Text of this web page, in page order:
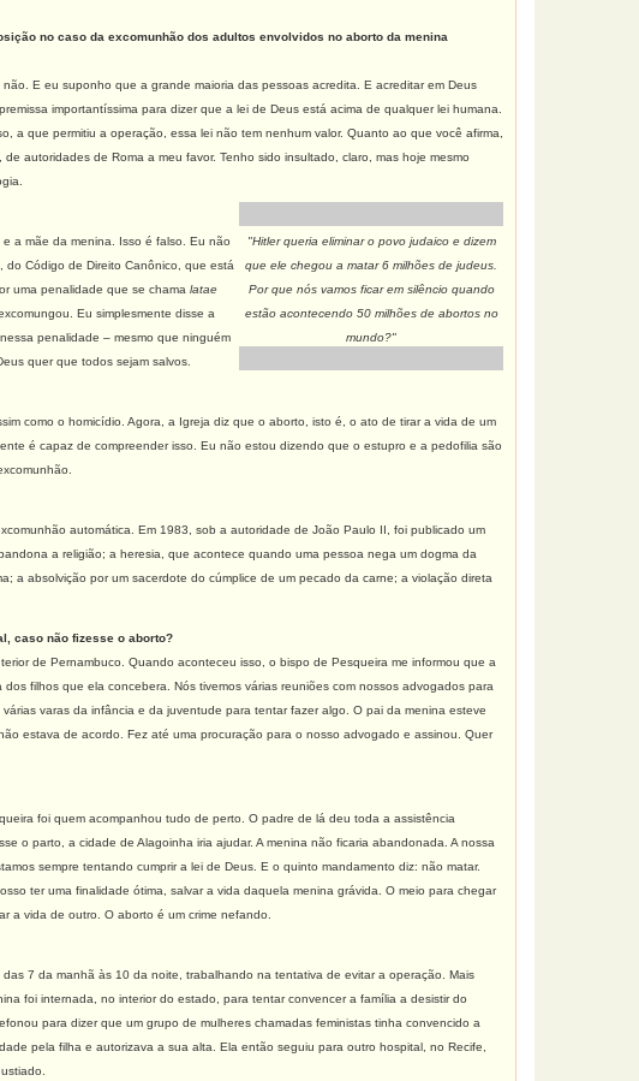
no caso da excomunhão dos adultos envolvidos no aborto da menina
E eu suponho que a grande maioria das pessoas acredita. E acreditar em Deus
importantíssima para dizer que a lei de Deus está acima de qualquer lei humana.
que permitiu a operação, essa lei não tem nenhum valor. Quanto ao que você afirma,
autoridades de Roma a meu favor. Tenho sido insultado, claro, mas hoje mesmo
"Hitler queria eliminar o povo judaico e dizem
que ele chegou a matar 6 milhões de judeus.
Por que nós vamos ficar em silêncio quando
estão acontecendo 50 milhões de abortos no
mundo?"
a mãe da menina. Isso é falso. Eu não
Código de Direito Canônico, que está
uma penalidade que se chama latae
Eu simplesmente disse a
penalidade – mesmo que ninguém
quer que todos sejam salvos.
como o homicídio. Agora, a Igreja diz que o aborto, isto é, o ato de tirar a vida de um
é capaz de compreender isso. Eu não estou dizendo que o estupro e a pedofilia são
automática. Em 1983, sob a autoridade de João Paulo II, foi publicado um
a religião; a heresia, que acontece quando uma pessoa nega um dogma da
a absolvição por um sacerdote do cúmplice de um pecado da carne; a violação direta
caso não fizesse o aborto?
de Pernambuco. Quando aconteceu isso, o bispo de Pesqueira me informou que a
filhos que ela concebera. Nós tivemos várias reuniões com nossos advogados para
varas da infância e da juventude para tentar fazer algo. O pai da menina esteve
estava de acordo. Fez até uma procuração para o nosso advogado e assinou. Quer
foi quem acompanhou tudo de perto. O padre de lá deu toda a assistência
o parto, a cidade de Alagoinha iria ajudar. A menina não ficaria abandonada. A nossa
sempre tentando cumprir a lei de Deus. E o quinto mandamento diz: não matar.
ter uma finalidade ótima, salvar a vida daquela menina grávida. O meio para chegar
a vida de outro. O aborto é um crime nefando.
7 da manhã às 10 da noite, trabalhando na tentativa de evitar a operação. Mais
foi internada, no interior do estado, para tentar convencer a família a desistir do
para dizer que um grupo de mulheres chamadas feministas tinha convencido a
pela filha e autorizava a sua alta. Ela então seguiu para outro hospital, no Recife,